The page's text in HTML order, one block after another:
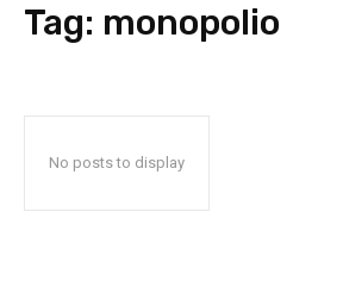
Tag: monopolio
No posts to display